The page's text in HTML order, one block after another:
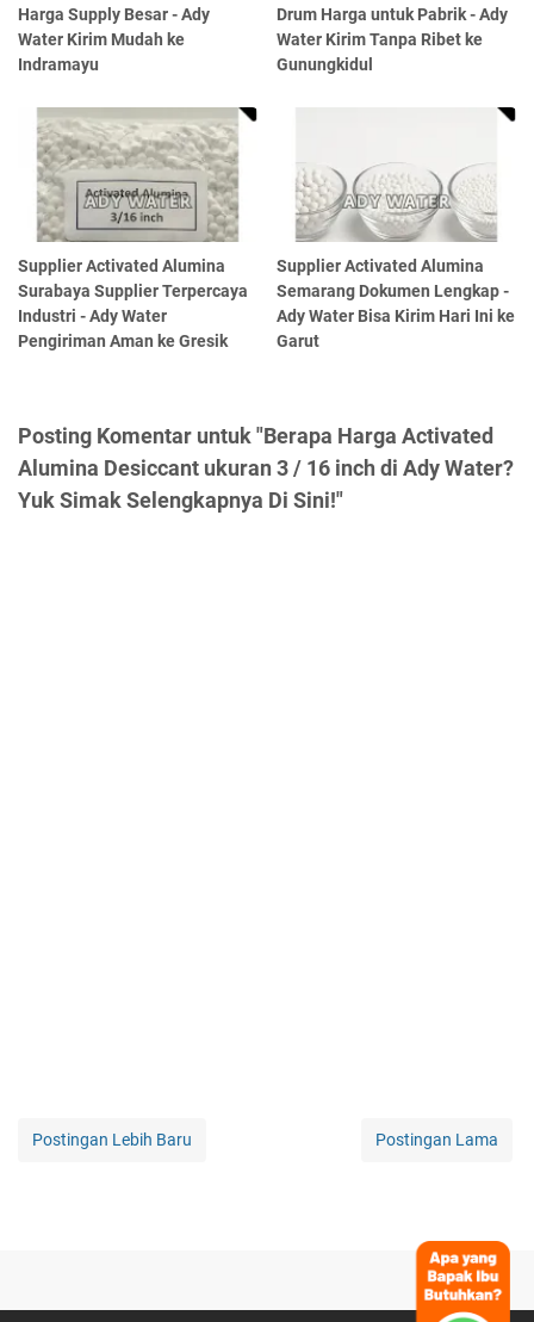
Harga Supply Besar - Ady
Water Kirim Mudah ke
Indramayu
Drum Harga untuk Pabrik - Ady
Water Kirim Tanpa Ribet ke
Gunungkidul
Supplier Activated Alumina
Surabaya Supplier Terpercaya
Industri - Ady Water
Pengiriman Aman ke Gresik
Supplier Activated Alumina
Semarang Dokumen Lengkap -
Ady Water Bisa Kirim Hari Ini ke
Garut
Posting Komentar untuk "Berapa Harga Activated
Alumina Desiccant ukuran 3 / 16 inch di Ady Water?
Yuk Simak Selengkapnya Di Sini!"
Postingan Lebih Baru Postingan Lama